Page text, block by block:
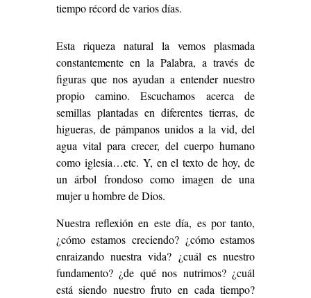
tiempo récord de varios días.
Esta riqueza natural la vemos plasmada
constantemente en la Palabra, a través de
figuras que nos ayudan a entender nuestro
propio camino. Escuchamos acerca de
semillas plantadas en diferentes tierras, de
higueras, de pámpanos unidos a la vid, del
agua vital para crecer, del cuerpo humano
como iglesia…etc. Y, en el texto de hoy, de
un árbol frondoso como imagen de una
mujer u hombre de Dios.
Nuestra reflexión en este día, es por tanto,
¿cómo estamos creciendo? ¿cómo estamos
enraizando nuestra vida? ¿cuál es nuestro
fundamento? ¿de qué nos nutrimos? ¿cuál
está siendo nuestro fruto en cada tiempo?